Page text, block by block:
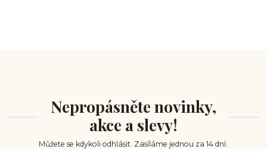
Nepropásněte novinky,
akce a slevy!
Můžete se kdykoli odhlásit. Zasíláme jednou za 14 dní.